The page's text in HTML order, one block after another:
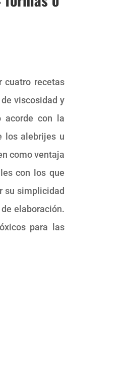
cuatro recetas
viscosidad y
acorde con la
los alebrijes u
como ventaja
con los que
su simplicidad
elaboración.
para las